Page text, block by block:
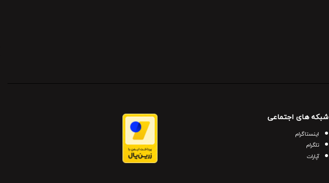
شبکه های اجتماعی
اینستاگرام
تلگرام
آپارات